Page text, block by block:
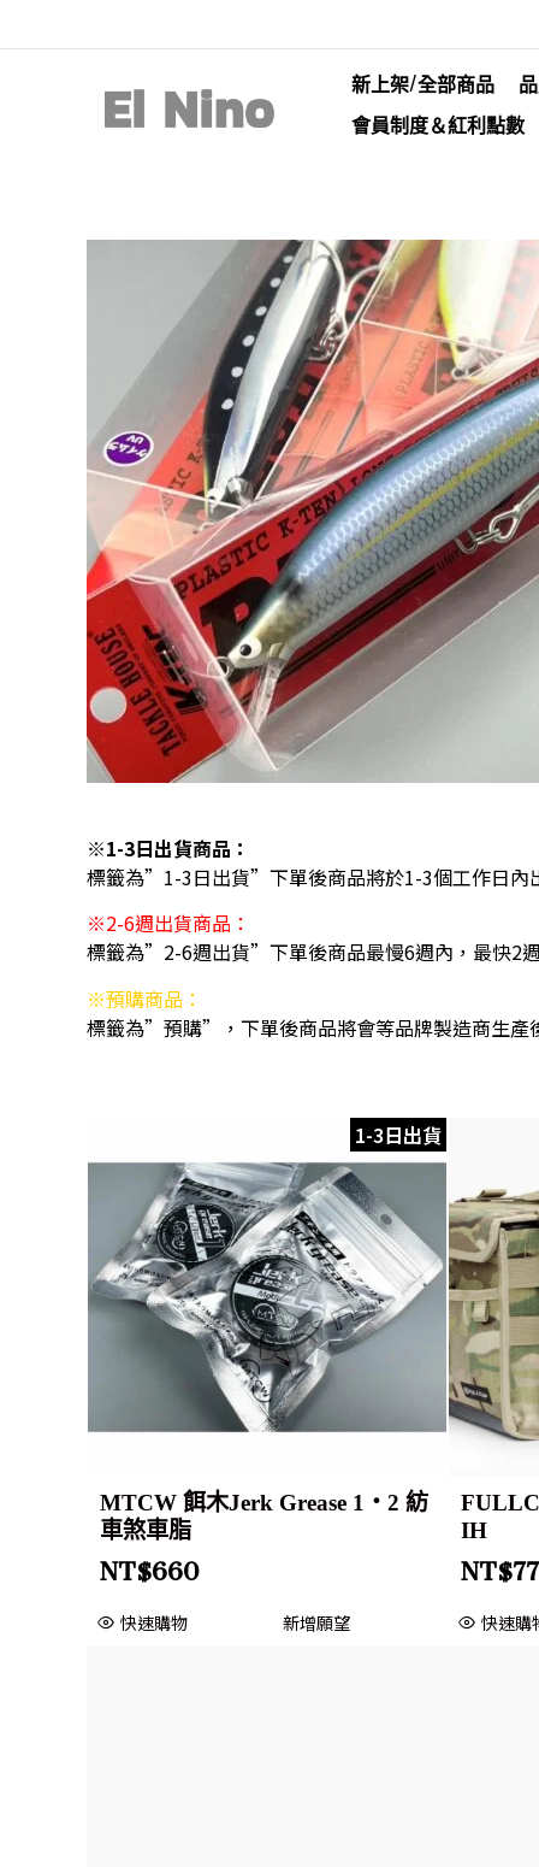
新上架/全部商品
會員制度＆紅利點數
※1-3日出貨商品：
標籤為”1-3日出貨”下單後商品將於1-3個工作日內
※2-6週出貨商品：
標籤為”2-6週出貨”下單後商品最慢6週內，最快2
※預購商品：
標籤為”預購”，下單後商品將會等品牌製造商生產
1-3日出貨
MTCW 餌木Jerk Grease 1・2 紡
車煞車脂
NT$660
快速購物 新增願望
IH
NT$
快速購